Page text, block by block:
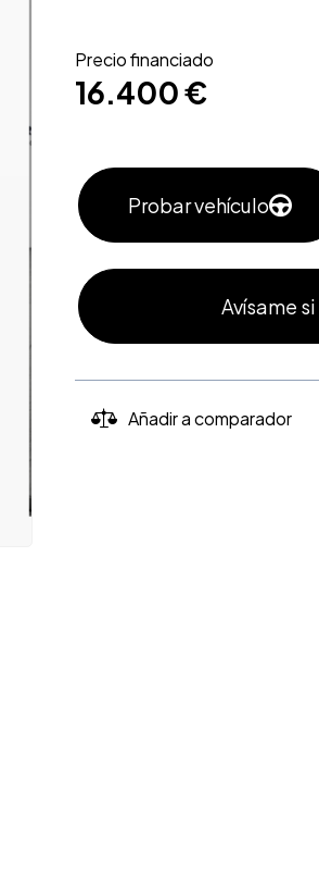
Precio financiado
16.400 €
Probar vehículo
Avísame
Añadir a comparador